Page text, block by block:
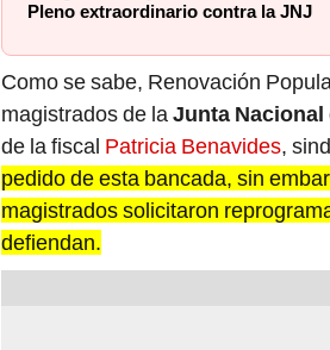
Como se sabe, Renovación
magistrados de laJunta
de la fiscalPatricia Benavides,
pedido de esta bancada, sin
magistrados solicitaron
defiendan.